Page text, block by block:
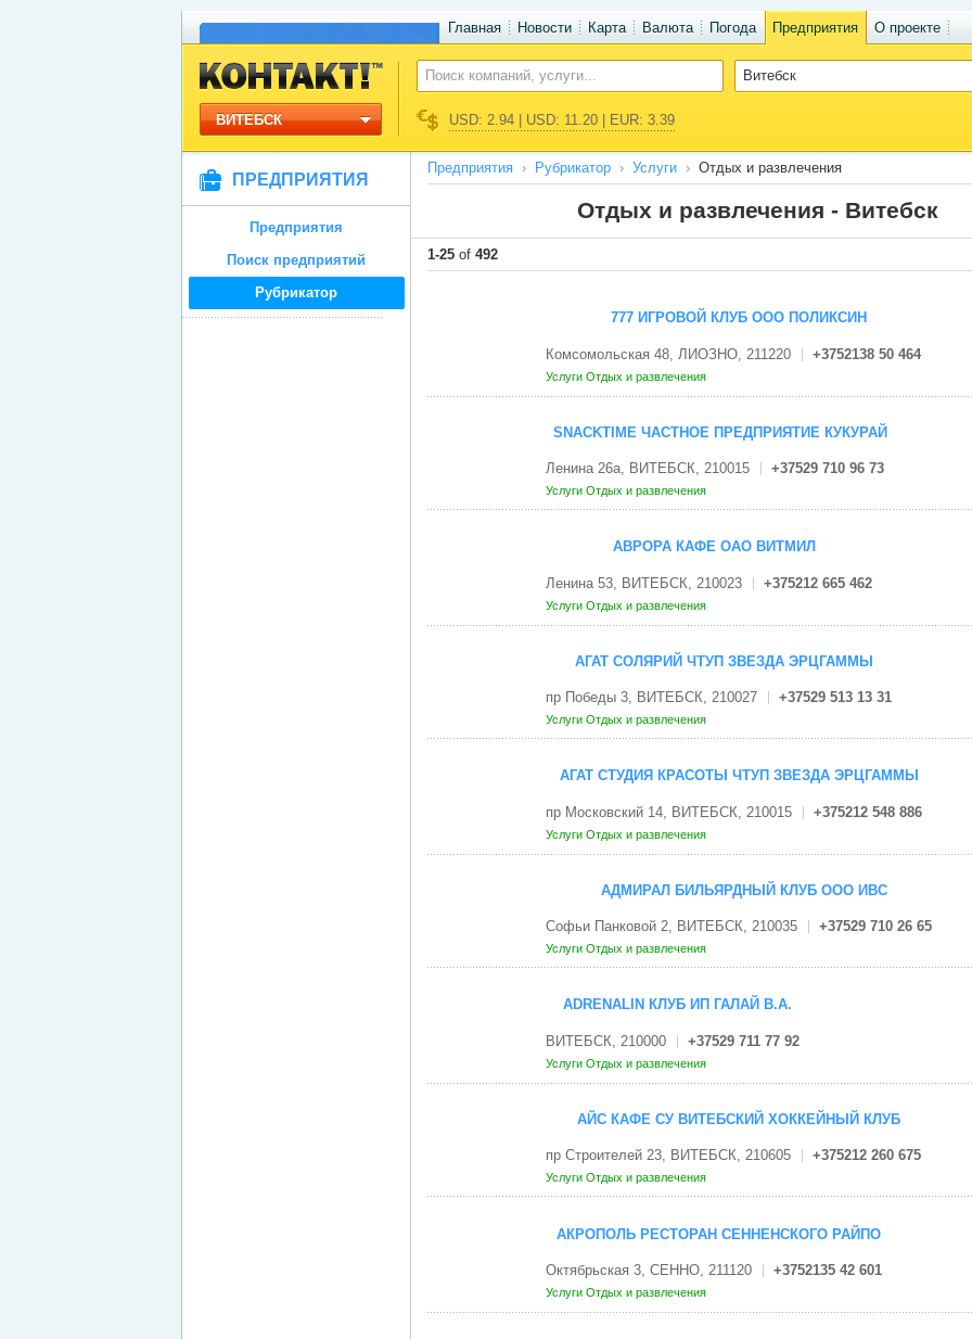
Главная Новости Карта Валюта Погода Предприятия О проекте
ВИТЕБСК USD: 2.94 | USD: 11.20 | EUR: 3.39
ПРЕДПРИЯТИЯ
Предприятия
Поиск предприятий
Рубрикатор
Предприятия Рубрикатор Услуги Отдых и развлечения
Отдых и развлечения - Витебск
1-25of 492
777 ИГРОВОЙ КЛУБ ООО ПОЛИКСИН
Комсомольская 48, ЛИОЗНО, 211220 +3752138 50 464
Услуги Отдых и развлечения
SNACKTIME ЧАСТНОЕ ПРЕДПРИЯТИЕ КУКУРАЙ
Ленина 26а, ВИТЕБСК, 210015 +37529 710 96 73
Услуги Отдых и развлечения
АВРОРА КАФЕ ОАО ВИТМИЛ
Ленина 53, ВИТЕБСК, 210023 +375212 665 462
Услуги Отдых и развлечения
АГАТ СОЛЯРИЙ ЧТУП ЗВЕЗДА ЭРЦГАММЫ
пр Победы 3, ВИТЕБСК, 210027 +37529 513 13 31
Услуги Отдых и развлечения
АГАТ СТУДИЯ КРАСОТЫ ЧТУП ЗВЕЗДА ЭРЦГАММЫ
пр Московский 14, ВИТЕБСК, 210015 +375212 548 886
Услуги Отдых и развлечения
АДМИРАЛ БИЛЬЯРДНЫЙ КЛУБ ООО ИВС
Софьи Панковой 2, ВИТЕБСК, 210035 +37529 710 26 65
Услуги Отдых и развлечения
ADRENALIN КЛУБ ИП ГАЛАЙ В.А.
ВИТЕБСК, 210000 +37529 711 77 92
Услуги Отдых и развлечения
АЙС КАФЕ СУ ВИТЕБСКИЙ ХОККЕЙНЫЙ КЛУБ
пр Строителей 23, ВИТЕБСК, 210605 +375212 260 675
Услуги Отдых и развлечения
АКРОПОЛЬ РЕСТОРАН СЕННЕНСКОГО РАЙПО
Октябрьская 3, СЕННО, 211120 +3752135 42 601
Услуги Отдых и развлечения